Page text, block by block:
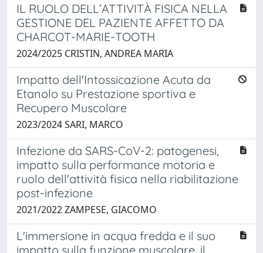
IL RUOLO DELL’ATTIVITÀ FISICA NELLA
GESTIONE DEL PAZIENTE AFFETTO DA
CHARCOT-MARIE-TOOTH
2024/2025 CRISTIN, ANDREA MARIA
Impatto dell'Intossicazione Acuta da
Etanolo su Prestazione sportiva e
Recupero Muscolare
2023/2024 SARI, MARCO
Infezione da SARS-CoV-2: patogenesi,
impatto sulla performance motoria e
ruolo dell'attività fisica nella riabilitazione
post-infezione
2021/2022 ZAMPESE, GIACOMO
L'immersione in acqua fredda e il suo
impatto sulla funzione muscolare, il